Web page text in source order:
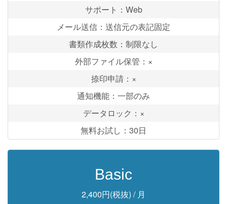
サポート：Web
メール送信：送信元の表記固定
書類作成枚数：制限なし
外部ファイル保管：×
捺印申請：×
通知機能：一部のみ
データロック：×
無料お試し：30日
Basic
2,400円(税抜) / 月